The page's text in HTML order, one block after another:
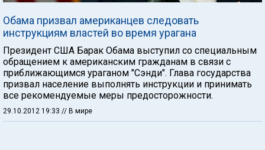
Обама призвал американцев следовать
инструкциям властей во время урагана
Президент США Барак Обама выступил со специальным
обращением к американским гражданам в связи с
приближающимся ураганом "Сэнди". Глава государства
призвал население выполнять инструкции и принимать
все рекомендуемые меры предосторожности.
29.10.2012 19:33 // В мире